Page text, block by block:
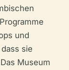
und
sie
Museum